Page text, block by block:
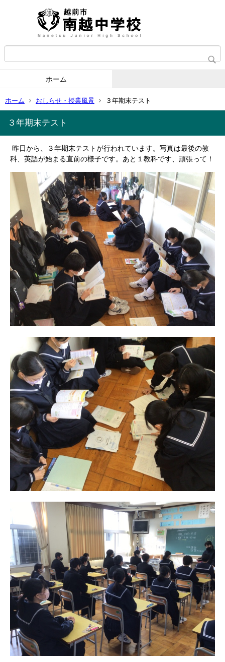
ホーム
ホーム おしらせ・授業風景 ３年期末テスト
３年期末テスト
昨日から、３年期末テストが行われています。写真は最後の教
科、英語が始まる直前の様子です。あと１教科です、頑張って！